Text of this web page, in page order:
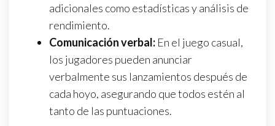
adicionales como estadísticas y análisis de
rendimiento.
Comunicación verbal: En el juego casual,
los jugadores pueden anunciar
verbalmente sus lanzamientos después de
cada hoyo, asegurando que todos estén al
tanto de las puntuaciones.